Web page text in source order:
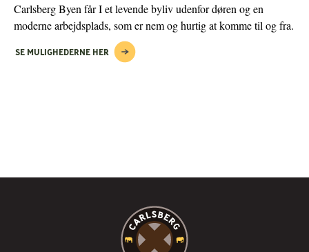
Carlsberg Byen får I et levende byliv udenfor døren og en
moderne arbejdsplads, som er nem og hurtig at komme til og fra.
SE MULIGHEDERNE HER